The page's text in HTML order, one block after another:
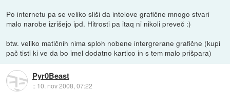
Po internetu pa se veliko sliši da intelove grafične mnogo stvari
malo narobe izrišejo ipd. Hitrosti pa itaq ni nikoli preveč :)
btw. veliko matičnih nima sploh nobene intergrerane grafične (kupi
pač tisti ki ve da bo imel dodatno kartico in s tem malo prišpara)
Pyr0Beast
:: 10. nov 2008, 07:22